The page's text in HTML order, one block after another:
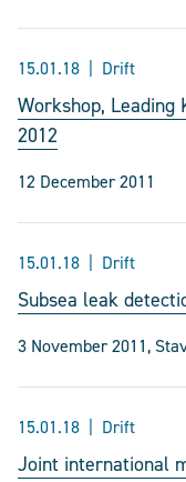
15.01.18 Drift
Workshop, Leading
2012
12 December 2011
15.01.18 Drift
Subsea leak
3 November 2011,
15.01.18 Drift
Joint international